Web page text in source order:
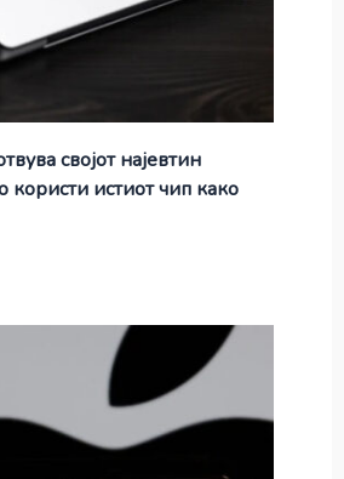
својот најевтин
користи истиот чип како